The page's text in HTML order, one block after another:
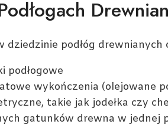
podłóg drewnianych
podłogowe
wykończenia (olejowane
takie jak jodełka czy
gatunków drewna w jednej